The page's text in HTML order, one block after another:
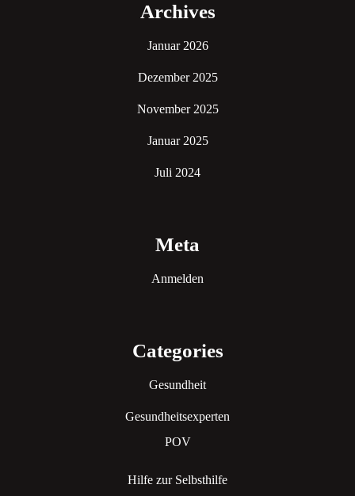
Archives
Januar 2026
Dezember 2025
November 2025
Januar 2025
Juli 2024
Meta
Anmelden
Categories
Gesundheit
Gesundheitsexperten
POV
Hilfe zur Selbsthilfe